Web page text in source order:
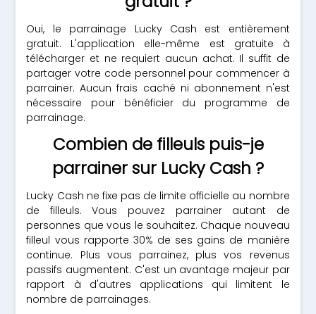
Oui, le parrainage Lucky Cash est entièrement
gratuit. L'application elle-même est gratuite à
télécharger et ne requiert aucun achat. Il suffit de
partager votre code personnel pour commencer à
parrainer. Aucun frais caché ni abonnement n'est
nécessaire pour bénéficier du programme de
parrainage.
Combien de filleuls puis-je
parrainer sur Lucky Cash ?
Lucky Cash ne fixe pas de limite officielle au nombre
de filleuls. Vous pouvez parrainer autant de
personnes que vous le souhaitez. Chaque nouveau
filleul vous rapporte 30% de ses gains de manière
continue. Plus vous parrainez, plus vos revenus
passifs augmentent. C'est un avantage majeur par
rapport à d'autres applications qui limitent le
nombre de parrainages.